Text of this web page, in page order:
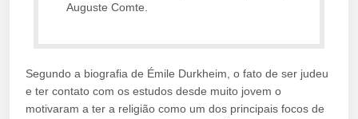
Auguste Comte.
Segundo a biografia de Émile Durkheim, o fato de ser judeu
e ter contato com os estudos desde muito jovem o
motivaram a ter a religião como um dos principais focos de